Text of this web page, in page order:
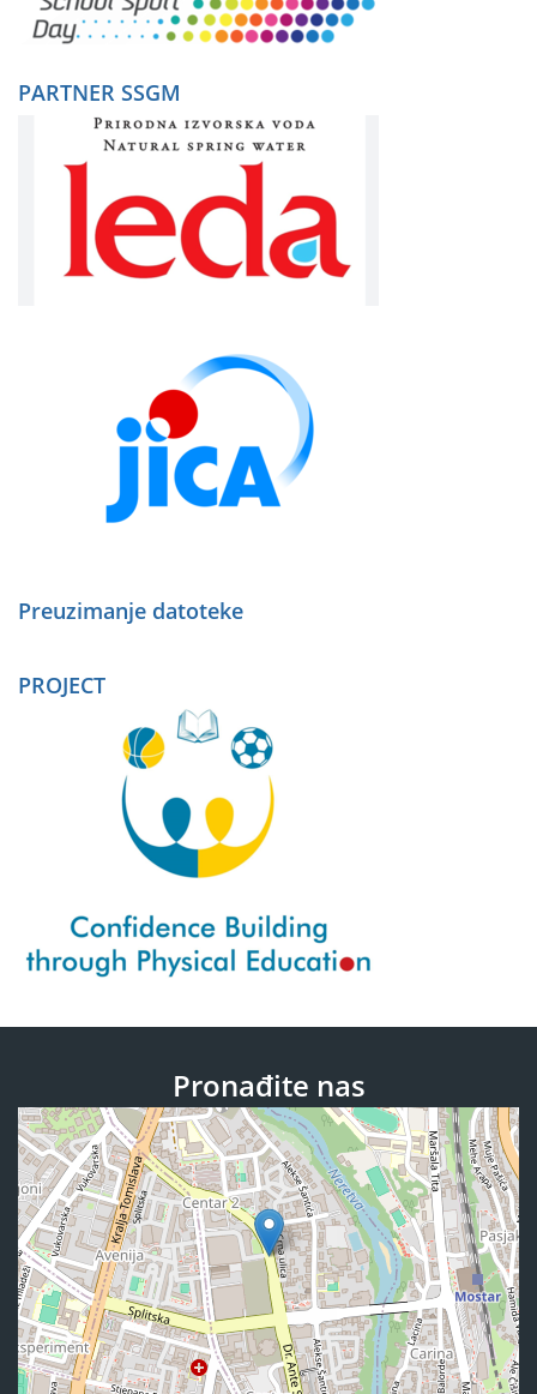
PARTNER SSGM
Preuzimanje datoteke
PROJECT
Pronađite nas